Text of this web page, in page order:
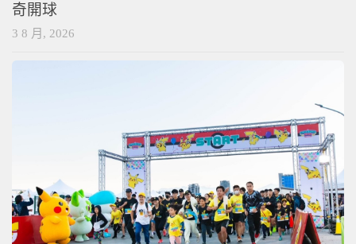
奇開球
3 8 月, 2026